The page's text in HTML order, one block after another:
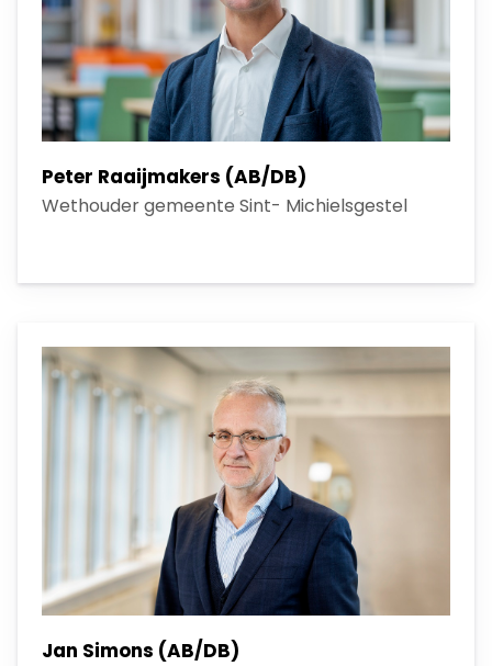
Peter Raaijmakers (AB/DB)
Wethouder gemeente Sint- Michielsgestel
Jan Simons (AB/DB)